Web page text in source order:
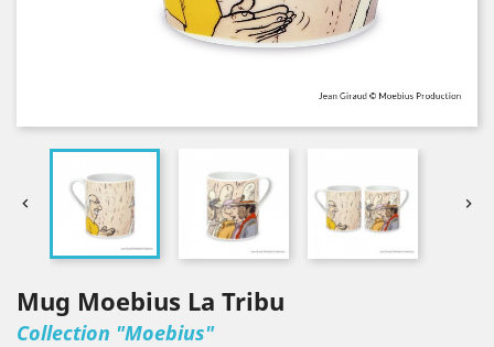
 
Mug Moebius La Tribu
Collection "Moebius"